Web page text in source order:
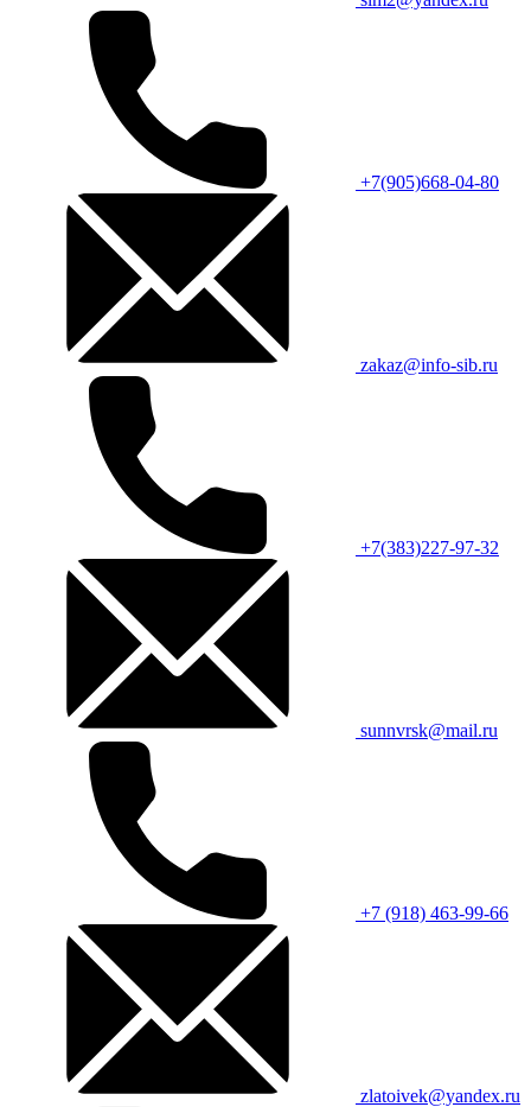
+7(905)668-04-80
zakaz@info-sib.ru
+7(383)227-97-32
sunnvrsk@mail.ru
+7 (918) 463-99-66
zlatoivek@yandex.ru